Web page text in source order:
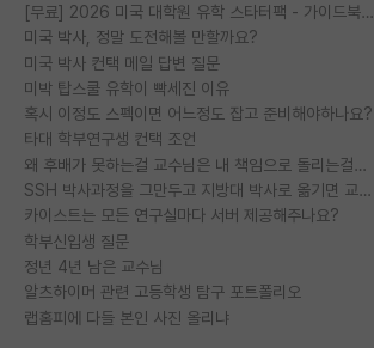
[무료] 2026 미국 대학원 유학 스타터팩 - 가이드북 & 합격자 컨택메일 템플릿
미국 박사, 정말 도전해볼 만할까요?
미국 박사 컨택 메일 답변 질문
미박 탑스쿨 유학이 빡세진 이유
혹시 이정도 스펙이면 어느정도 잡고 준비해야하나요?
타대 학부연구생 컨택 조언
왜 후배가 못하는걸 교수님은 내 책임으로 돌리는걸까요?
SSH 박사과정을 그만두고 지방대 박사로 옮기면 교수의 꿈은 끝일까요?
카이스트는 모든 연구실마다 서버 제공해주나요?
학부신입생 질문
정년 4년 남은 교수님
알츠하이머 관련 고등학생 탐구 포트폴리오
랩홈피에 다들 본인 사진 올리냐